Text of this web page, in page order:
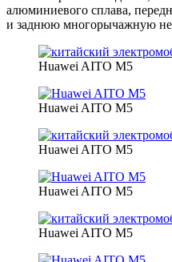
алюминиевого сплава,
и заднюю многорычажную
Huawei AITO M5
Huawei AITO M5
Huawei AITO M5
Huawei AITO M5
Huawei AITO M5